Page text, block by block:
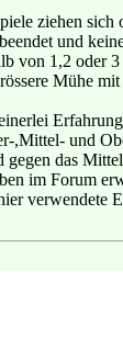
ziehen
und
1,2 oder
Mühe
und
das
im Forum
verwendete